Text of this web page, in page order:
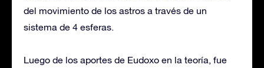
del movimiento de los astros a través de un
sistema de 4 esferas.
Luego de los aportes de Eudoxo en la teoría, fue